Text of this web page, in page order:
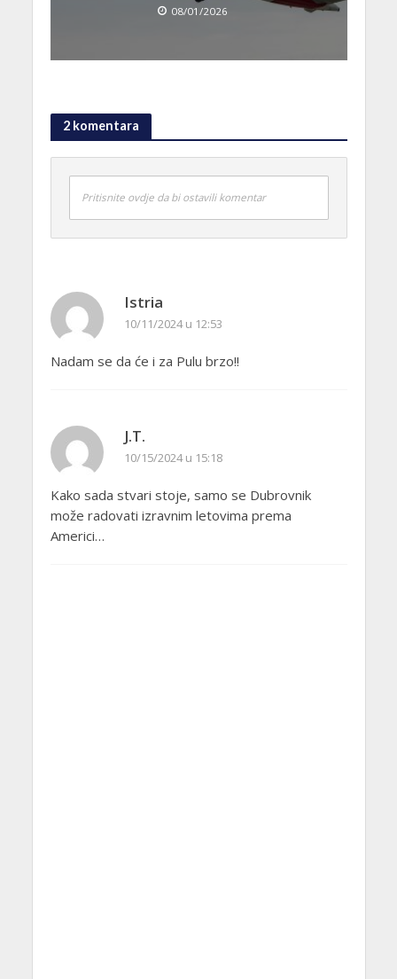
08/01/2026
2 komentara
Pritisnite ovdje da bi ostavili komentar
Istria
10/11/2024 u 12:53
Nadam se da će i za Pulu brzo!!
J.T.
10/15/2024 u 15:18
Kako sada stvari stoje, samo se Dubrovnik
može radovati izravnim letovima prema
Americi…